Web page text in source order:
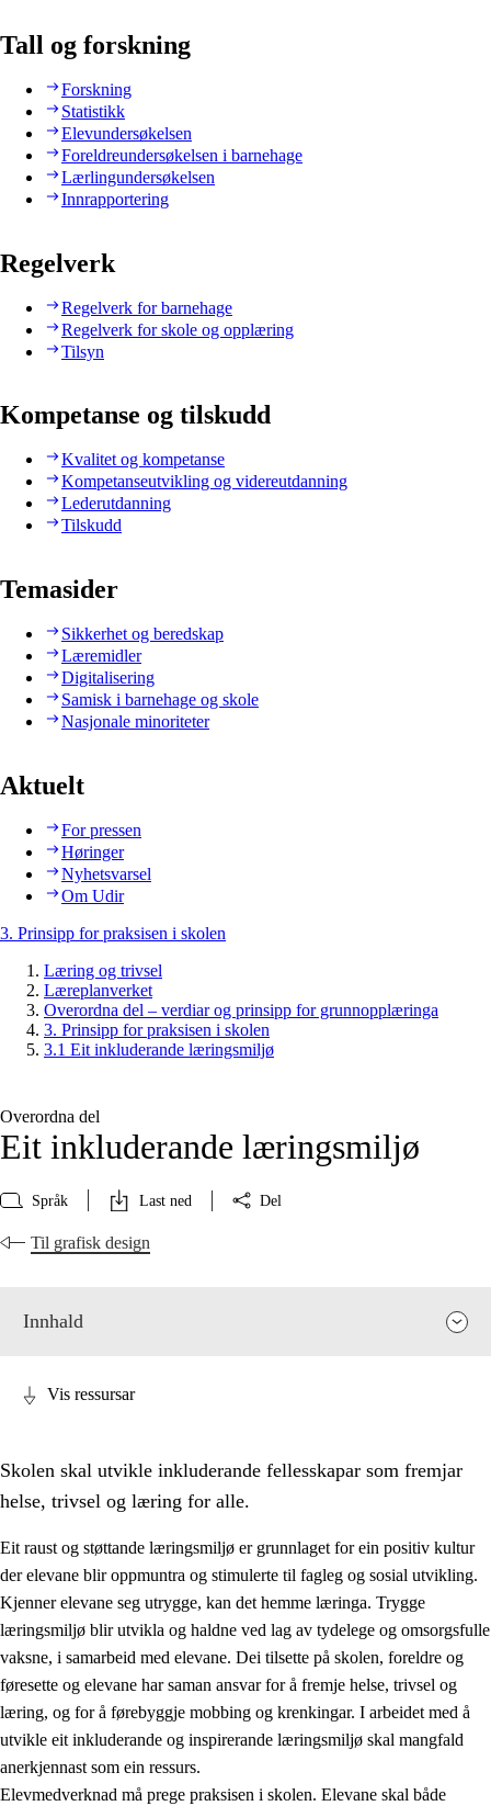
Tall og forskning
Forskning
Statistikk
Elevundersøkelsen
Foreldreundersøkelsen i barnehage
Lærlingundersøkelsen
Innrapportering
Regelverk
Regelverk for barnehage
Regelverk for skole og opplæring
Tilsyn
Kompetanse og tilskudd
Kvalitet og kompetanse
Kompetanseutvikling og videreutdanning
Lederutdanning
Tilskudd
Temasider
Sikkerhet og beredskap
Læremidler
Digitalisering
Samisk i barnehage og skole
Nasjonale minoriteter
Aktuelt
For pressen
Høringer
Nyhetsvarsel
Om Udir
3. Prinsipp for praksisen i skolen
Læring og trivsel
Læreplanverket
Overordna del – verdiar og prinsipp for grunnopplæringa
3. Prinsipp for praksisen i skolen
3.1 Eit inkluderande læringsmiljø
Overordna del
Eit inkluderande læringsmiljø
Språk Last ned Del
Til grafisk design
Innhald
3. Prinsipp for praksisen i skolen
3.1 Eit inkluderande læringsmiljø
Vis ressursar
Skolen skal utvikle inkluderande fellesskapar som fremjar
helse, trivsel og læring for alle.
Eit raust og støttande læringsmiljø er grunnlaget for ein positiv kultur
der elevane blir oppmuntra og stimulerte til fagleg og sosial utvikling.
Kjenner elevane seg utrygge, kan det hemme læringa. Trygge
læringsmiljø blir utvikla og haldne ved lag av tydelege og omsorgsfulle
vaksne, i samarbeid med elevane. Dei tilsette på skolen, foreldre og
føresette og elevane har saman ansvar for å fremje helse, trivsel og
læring, og for å førebyggje mobbing og krenkingar. I arbeidet med å
utvikle eit inkluderande og inspirerande læringsmiljø skal mangfald
anerkjennast som ein ressurs.
Elevmedverknad må prege praksisen i skolen. Elevane skal både